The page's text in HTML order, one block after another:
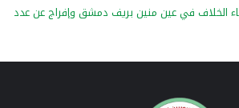
الخلاف في عين منين بريف دمشق وإفراج عن عدد